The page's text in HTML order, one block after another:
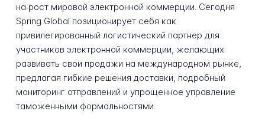
на рост мировой электронной коммерции. Сегодня
Spring Global позиционирует себя как
привилегированный логистический партнер для
участников электронной коммерции, желающих
развивать свои продажи на международном рынке,
предлагая гибкие решения доставки, подробный
мониторинг отправлений и упрощенное управление
таможенными формальностями.